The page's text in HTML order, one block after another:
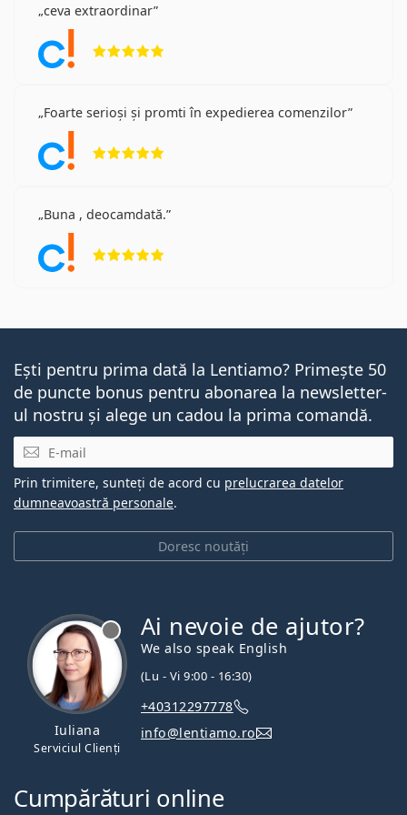
ceva extraordinar
Foarte serioși și promti în expedierea comenzilor
Buna , deocamdată.
Ești pentru prima dată la Lentiamo? Primește 50
de puncte bonus pentru abonarea la newsletter-
ul nostru și alege un cadou la prima comandă.
E-mail
Doresc noutăți
Prin trimitere, sunteți de acord cu prelucrarea datelor
dumneavoastră personale.
Iuliana
Serviciul Clienți
Ai nevoie de ajutor?
We also speak English
(Lu - Vi 9:00 - 16:30)
+40312297778
info@lentiamo.ro
Cumpărături online